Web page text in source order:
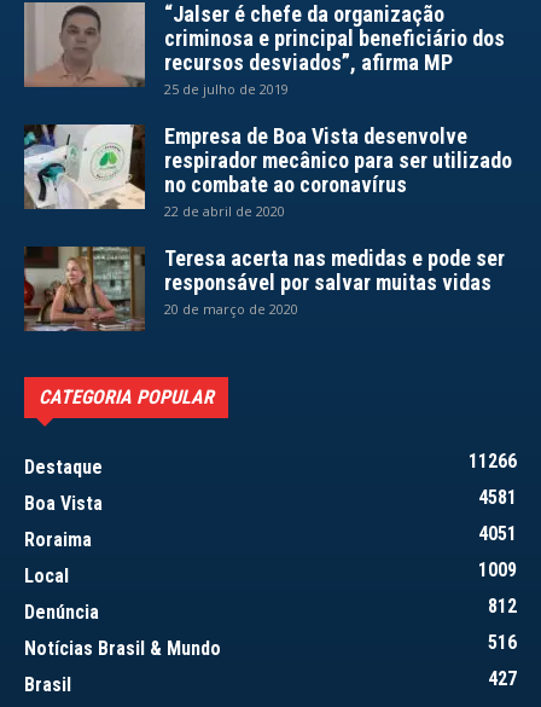
“Jalser é chefe da organização
criminosa e principal beneficiário dos
recursos desviados”, afirma MP
25 de julho de 2019
Empresa de Boa Vista desenvolve
respirador mecânico para ser utilizado
no combate ao coronavírus
22 de abril de 2020
Teresa acerta nas medidas e pode ser
responsável por salvar muitas vidas
20 de março de 2020
CATEGORIA POPULAR
Destaque
11266
Boa Vista
4581
Roraima
4051
Local
1009
Denúncia
812
Notícias Brasil & Mundo
516
Brasil
427